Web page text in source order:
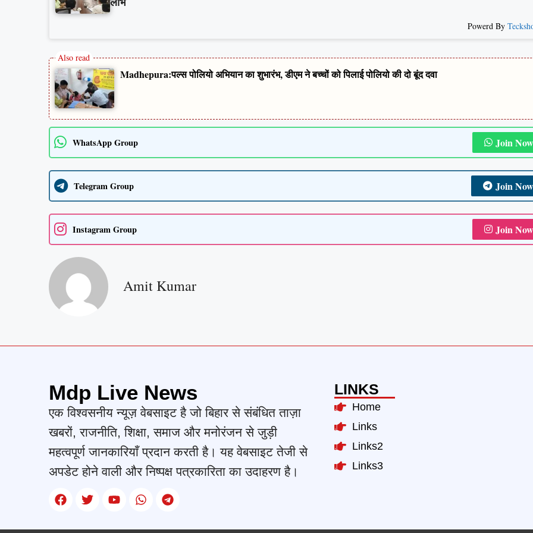
Powerd By
Madhepura:पल्स पोलियो अभियान का शुभारंभ, डीएम ने बच्चों को पिलाई पोलियो की दो बूंद दवा
WhatsApp Group Join Now
Telegram Group Join Now
Instagram Group Join Now
Amit Kumar
Mdp Live News
एक विश्वसनीय न्यूज़ वेबसाइट है जो बिहार से संबंधित ताज़ा
खबरों, राजनीति, शिक्षा, समाज और मनोरंजन से जुड़ी
महत्वपूर्ण जानकारियाँ प्रदान करती है। यह वेबसाइट तेजी से
अपडेट होने वाली और निष्पक्ष पत्रकारिता का उदाहरण है।
LINKS
Home
Links
Links2
Links3